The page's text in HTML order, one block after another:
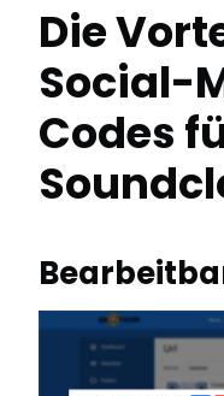
Die
Social-
Codes